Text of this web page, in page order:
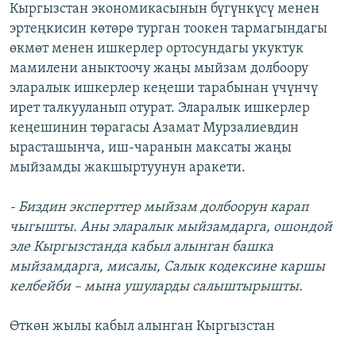
Кыргызстан экономикасынын бүгүнкүсү менен
эртеңкисин көтөрө турган тоокен тармагындагы
өкмөт менен ишкерлер ортосундагы укуктук
мамилени аныктоочу жаңы мыйзам долбоору
эларалык ишкерлер кеңеши тарабынан үчүнчү
ирет талкууланып отурат. Эларалык ишкерлер
кеңешинин төрагасы Азамат Мурзалиевдин
ырасташынча, иш-чаранын максаты жаңы
мыйзамды жакшыртуунун аракети.
- Биздин эксперттер мыйзам долбоорун карап
чыгышты. Аны эларалык мыйзамдарга, ошондой
эле Кыргызстанда кабыл алынган башка
мыйзамдарга, мисалы, Салык кодексине каршы
келбейби – мына ушуларды салыштырышты.
Өткөн жылы кабыл алынган Кыргызстан